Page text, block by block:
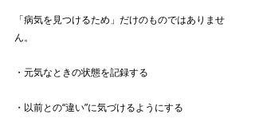
「病気を見つけるため」だけのものではありませ
ん。
・元気なときの状態を記録する
・以前との“違い”に気づけるようにする